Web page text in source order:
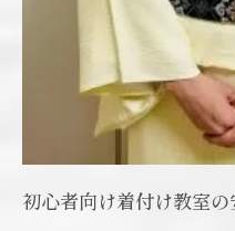
着付け教室の個
着付け教室で安
初心者向け着付け教室